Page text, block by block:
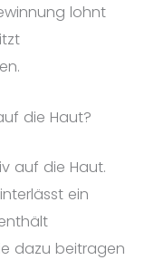
lohnt
die Haut?
auf die Haut.
ein
dazu beitragen